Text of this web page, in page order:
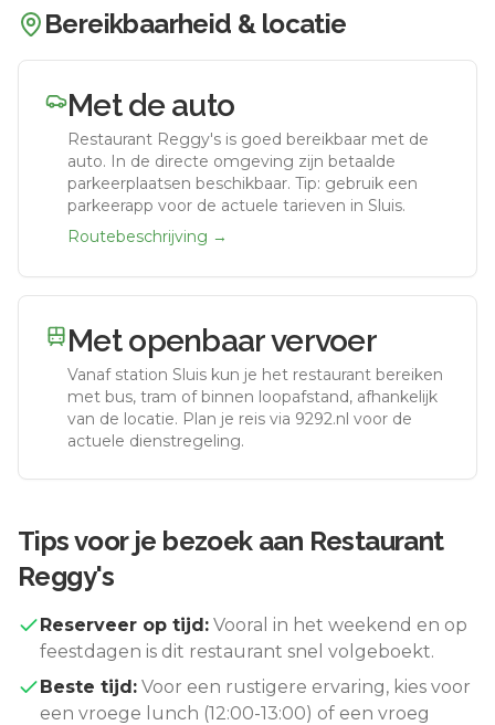
Bereikbaarheid & locatie
Met de auto
Restaurant Reggy's is goed bereikbaar met de
auto. In de directe omgeving zijn betaalde
parkeerplaatsen beschikbaar. Tip: gebruik een
parkeerapp voor de actuele tarieven in Sluis.
Routebeschrijving →
Met openbaar vervoer
Vanaf station Sluis kun je het restaurant bereiken
met bus, tram of binnen loopafstand, afhankelijk
van de locatie. Plan je reis via 9292.nl voor de
actuele dienstregeling.
Tips voor je bezoek aan Restaurant
Reggy's
Reserveer op tijd: Vooral in het weekend en op
feestdagen is dit restaurant snel volgeboekt.
Beste tijd: Voor een rustigere ervaring, kies voor
een vroege lunch (12:00-13:00) of een vroeg